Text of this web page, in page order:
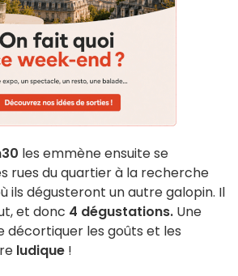
les emmène ensuite se
rues du quartier à la recherche
ils dégusteront un autre galopin. Il
et donc 4 dégustations. Une
décortiquer les goûts et les
ludique !